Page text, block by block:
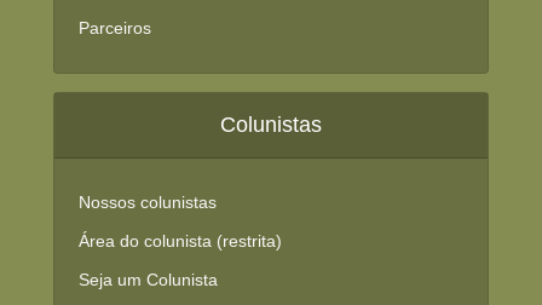
Parceiros
Colunistas
Nossos colunistas
Área do colunista (restrita)
Seja um Colunista